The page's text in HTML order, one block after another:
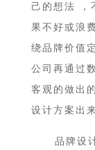
己的想法 ，
果不好或浪
绕品牌价值
公司再通过
客观的做出
设计方案出
品牌设